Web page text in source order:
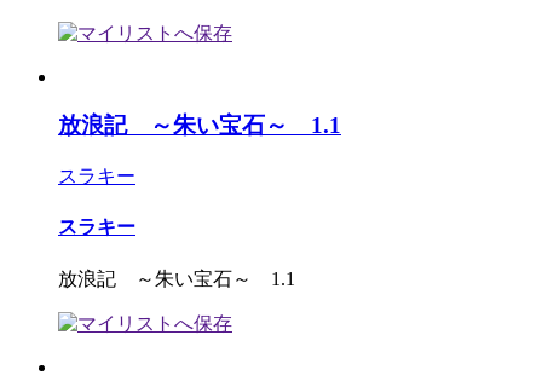
放浪記 ～朱い宝石～ 1.1
スラキー
スラキー
放浪記 ～朱い宝石～ 1.1